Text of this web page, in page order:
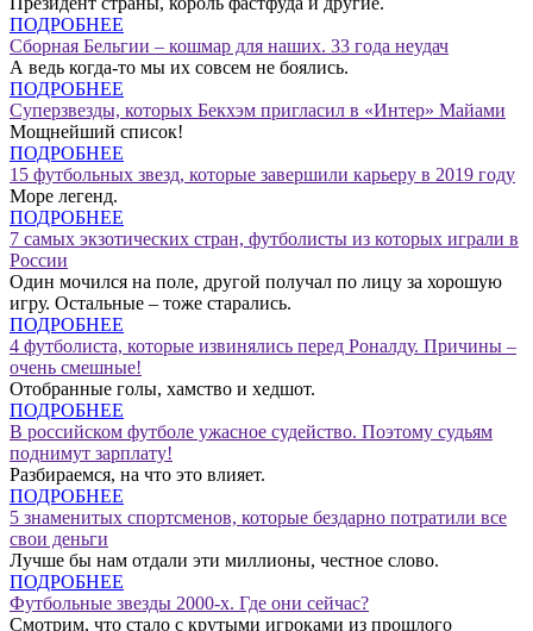
ПОДРОБНЕЕ
Сборная Бельгии – кошмар для наших. 33 года неудач
А ведь когда-то мы их совсем не боялись.
ПОДРОБНЕЕ
Суперзвезды, которых Бекхэм пригласил в «Интер» Майами
Мощнейший список!
ПОДРОБНЕЕ
15 футбольных звезд, которые завершили карьеру в 2019 году
Море легенд.
ПОДРОБНЕЕ
7 самых экзотических стран, футболисты из которых играли в
России
Один мочился на поле, другой получал по лицу за хорошую
игру. Остальные – тоже старались.
ПОДРОБНЕЕ
4 футболиста, которые извинялись перед Роналду. Причины –
очень смешные!
Отобранные голы, хамство и хедшот.
ПОДРОБНЕЕ
В российском футболе ужасное судейство. Поэтому судьям
поднимут зарплату!
Разбираемся, на что это влияет.
ПОДРОБНЕЕ
5 знаменитых спортсменов, которые бездарно потратили все
свои деньги
Лучше бы нам отдали эти миллионы, честное слово.
ПОДРОБНЕЕ
Футбольные звезды 2000-х. Где они сейчас?
Смотрим, что стало с крутыми игроками из прошлого